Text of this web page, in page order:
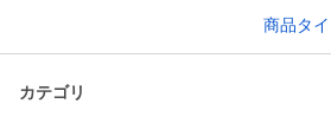
商品タ
カテゴリ